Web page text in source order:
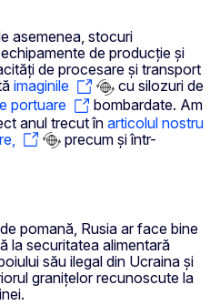
asemenea, stocuri
de producție și
de procesare și transport
imaginile
cu silozuri de
portuare
bombardate. Am
anul trecut în articolul nostru
precum și într-
pomană, Rusia ar face bine
la securitatea alimentară
său ilegal din Ucraina și
granițelor recunoscute la